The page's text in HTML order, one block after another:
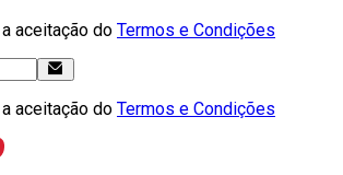
aceitação do Termos e Condições
aceitação do Termos e Condições